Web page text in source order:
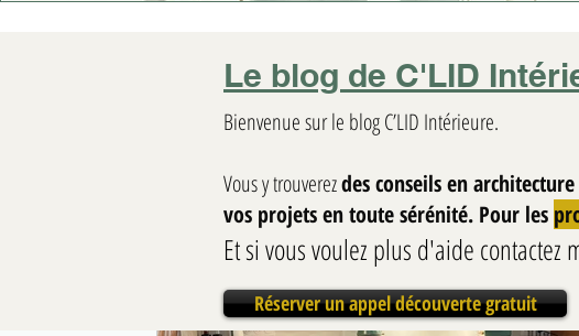
Le blog de C'LID
Bienvenue sur le blog C’LID Intérieure.
Vous y trouverezdes conseils en
vos projets en toute sérénité. Pour les
Et si vous voulez plus d'aide contactez
Réserver un appel découverte gratuit